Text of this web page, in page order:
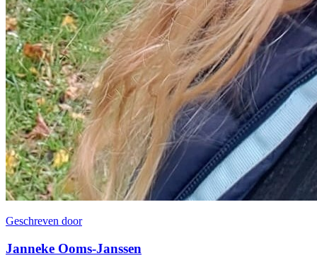
Geschreven door
Janneke Ooms-Janssen